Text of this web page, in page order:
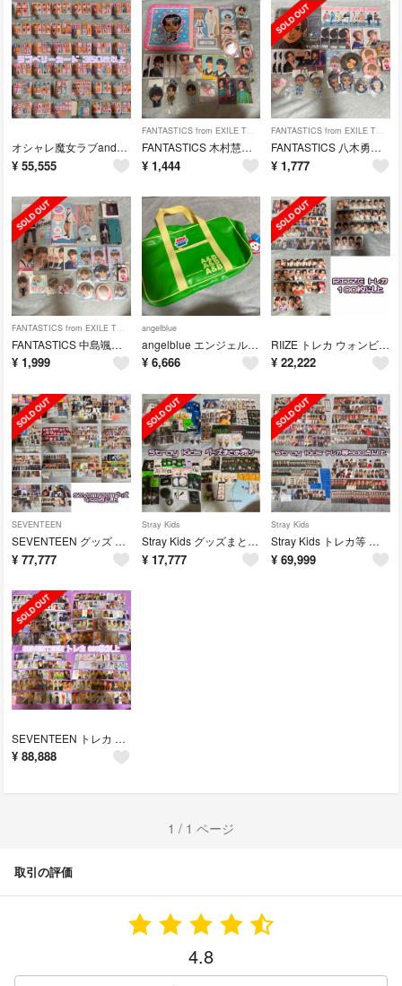
オシャレ魔女ラブandベリー ラブベリー まとめ売り
¥ 55,555
FANTASTICS from EXILE TRIBE
FANTASTICS 木村慧人 まとめ売り アクスタ
¥ 1,444
FANTASTICS from EXILE TRIBE
FANTASTICS 八木勇征 まとめ売り
¥ 1,777
FANTASTICS from EXILE TRIBE
FANTASTICS 中島颯太 まとめ売り アクスタ
¥ 1,999
angelblue
angelblue エンジェルブルー バッグ ショルダー ボストン スクバ
¥ 6,666
RIIZE トレカ ウォンビン まとめ売り セット
¥ 22,222
SEVENTEEN
SEVENTEEN グッズ まとめ売り ホシ ジョンハン
¥ 77,777
Stray Kids
Stray Kids グッズまとめ売り ヒョンジン
¥ 17,777
Stray Kids
Stray Kids トレカ等 まとめ売り ヒョンジン
¥ 69,999
SEVENTEEN トレカ まとめ売り ジョンハン ホシ
¥ 88,888
1 / 1 ページ
取引の評価
4.8